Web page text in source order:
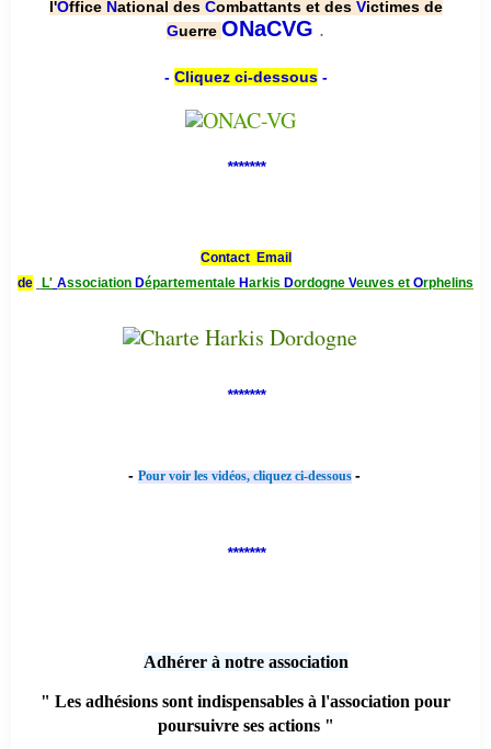
l'Office National des Combattants et des Victimes de
Guerre ONaCVG .
- Cliquez ci-dessous-
*******
Contact Email
de
L' Association Départementale Harkis Dordogne Veuves et Orphelins
*******
- Pour voir les vidéos, cliquez ci-dessous -
*******
Adhérer à notre association
" Les adhésions sont indispensables à l'association pour
poursuivre ses actions "